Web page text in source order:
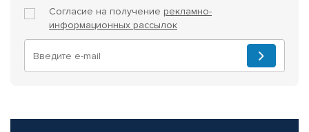
Согласие на получение рекламно-
информационных рассылок